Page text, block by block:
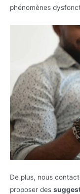
phénomènes
De plus, nous
proposer des